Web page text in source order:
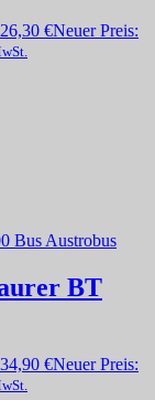
€Neuer Preis:
BT
€Neuer Preis: